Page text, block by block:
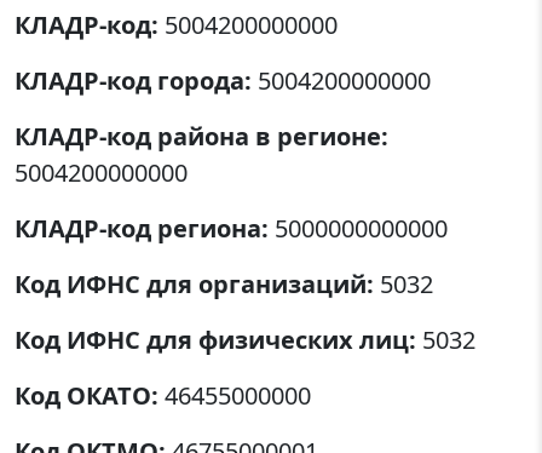
КЛАДР-код: 5004200000000
КЛАДР-код города: 5004200000000
КЛАДР-код района в регионе:
5004200000000
КЛАДР-код региона: 5000000000000
Код ИФНС для организаций: 5032
Код ИФНС для физических лиц: 5032
Код ОКАТО: 46455000000